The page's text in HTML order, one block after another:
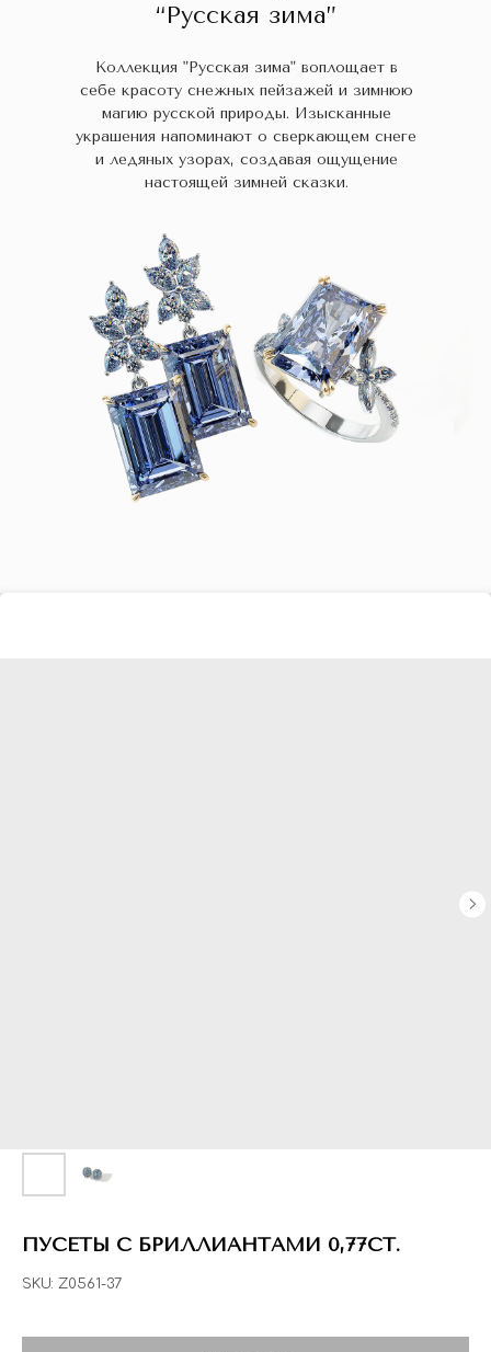
“Русская зима”
Коллекция "Русская зима" воплощает в
себе красоту снежных пейзажей и зимнюю
магию русской природы. Изысканные
украшения напоминают о сверкающем снеге
и ледяных узорах, создавая ощущение
настоящей зимней сказки.
ПУСЕТЫ С БРИЛЛИАНТАМИ 0,77CT.
SKU: Z0561-37